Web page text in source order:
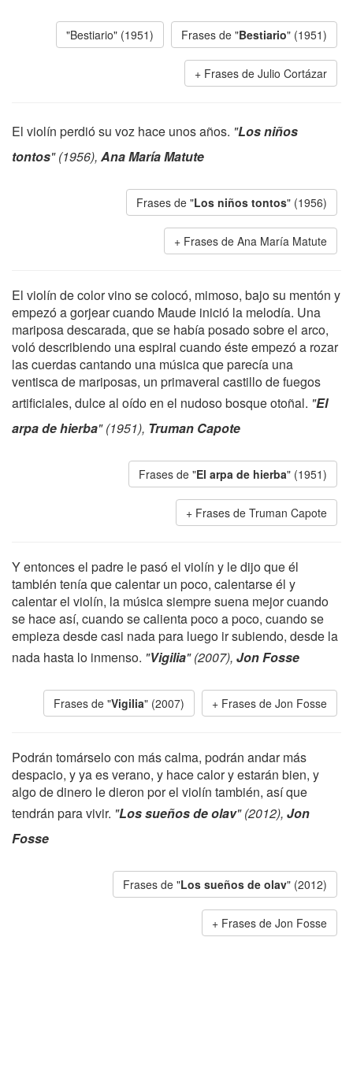
"Bestiario" (1951) Frases de "Bestiario" (1951)
Frases de Julio Cortázar
El violín perdió su voz hace unos años. "Los niños
tontos" (1956), Ana María Matute
Frases de "Los niños tontos" (1956)
Frases de Ana María Matute
El violín de color vino se colocó, mimoso, bajo su mentón y
empezó a gorjear cuando Maude inició la melodía. Una
mariposa descarada, que se había posado sobre el arco,
voló describiendo una espiral cuando éste empezó a rozar
las cuerdas cantando una música que parecía una
ventisca de mariposas, un primaveral castillo de fuegos
artificiales, dulce al oído en el nudoso bosque otoñal. "El
arpa de hierba" (1951), Truman Capote
Frases de "El arpa de hierba" (1951)
Frases de Truman Capote
Y entonces el padre le pasó el violín y le dijo que él
también tenía que calentar un poco, calentarse él y
calentar el violín, la música siempre suena mejor cuando
se hace así, cuando se calienta poco a poco, cuando se
empieza desde casi nada para luego ir subiendo, desde la
nada hasta lo inmenso. "Vigilia" (2007), Jon Fosse
Frases de "Vigilia" (2007) Frases de Jon Fosse
Podrán tomárselo con más calma, podrán andar más
despacio, y ya es verano, y hace calor y estarán bien, y
algo de dinero le dieron por el violín también, así que
tendrán para vivir. "Los sueños de olav" (2012), Jon
Fosse
Frases de "Los sueños de olav" (2012)
Frases de Jon Fosse